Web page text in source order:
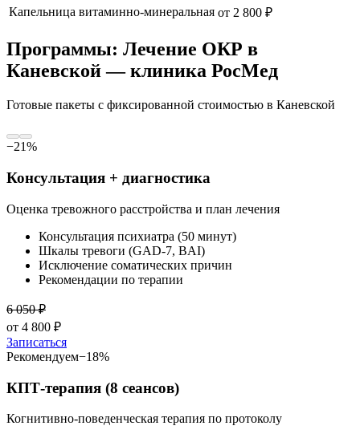
Капельница витаминно-минеральная от 2 800 ₽
Программы: Лечение ОКР в
Каневской — клиника РосМед
Готовые пакеты с фиксированной стоимостью в Каневской
−21%
Консультация + диагностика
Оценка тревожного расстройства и план лечения
Консультация психиатра (50 минут)
Шкалы тревоги (GAD-7, BAI)
Исключение соматических причин
Рекомендации по терапии
6 050₽
от 4 800 ₽
Записаться
Рекомендуем−18%
КПТ-терапия (8 сеансов)
Когнитивно-поведенческая терапия по протоколу